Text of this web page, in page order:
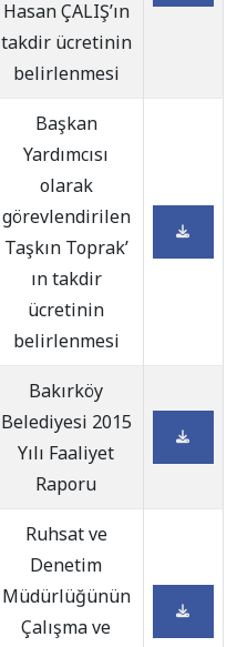
Hasan ÇALIŞ’ın
takdir ücretinin
belirlenmesi
Başkan
Yardımcısı
olarak
görevlendirilen
Taşkın Toprak’
ın takdir
ücretinin
belirlenmesi
Bakırköy
Belediyesi 2015
Yılı Faaliyet
Raporu
Ruhsat ve
Denetim
Müdürlüğünün
Çalışma ve